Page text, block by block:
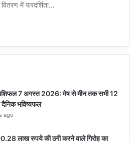
में पारदर्शिता…
7 अगस्त 2026: मेष से मीन तक सभी 12
दैनिक भविष्यफल
ago
लाख रुपये की ठगी करने वाले गिरोह का